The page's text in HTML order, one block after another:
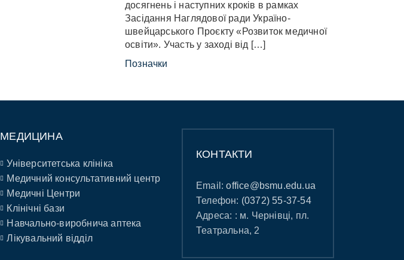
досягнень і наступних кроків в рамках
Засідання Наглядової ради Україно-
швейцарського Проєкту «Розвиток медичної
освіти». Участь у заході від […]
Позначки
МЕДИЦИНА
Університетська клініка
Медичний консультативний центр
Медичні Центри
Клінічні бази
Навчально-виробнича аптека
Лікувальний відділ
КОНТАКТИ
Email:office@bsmu.edu.ua
Телефон: (0372) 55-37-54
Адреса: : м. Чернівці, пл.
Театральна, 2